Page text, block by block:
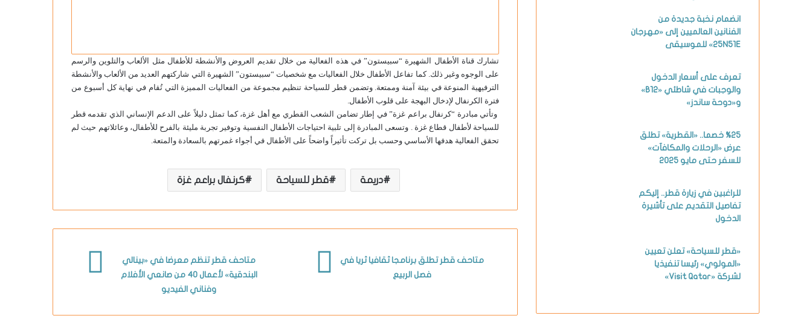
تشارك قناة الأطفال الشهيرة “سبيستون” في هذه الفعالية من خلال تقديم العروض والأنشطة للأطفال مثل الألعاب والتلوين والرسم
على الوجوه وغير ذلك. كما تفاعل الأطفال خلال الفعاليات مع شخصيات “سبيستون” الشهيرة التي شاركتهم العديد من الألعاب والأنشطة
الترفيهية المنوعة في بيئة آمنة وممتعة. وتضمن قطر للسياحة تنظيم مجموعة من الفعاليات المميزة التي تُقام في نهاية كل أسبوع من
فترة الكرنفال لإدخال البهجة على قلوب الأطفال.
وتأتي مبادرة “كرنفال براعم غزة” في إطار تضامن الشعب القطري مع أهل غزة، كما تمثل دليلاً على الدعم الإنساني الذي تقدمه قطر
للسياحة لأطفال قطاع غزة . وتسعى المبادرة إلى تلبية احتياجات الأطفال النفسية وتوفير تجربة مليئة بالفرح للأطفال، وعائلاتهم حيث لم
تحقق الفعالية هدفها الأساسي وحسب بل تركت تأثيراً واضحاً على الأطفال في أجواء غمرتهم بالسعادة والمتعة.
دريمة قطر للسياحة كرنفال براعم غزة
متاحف قطر تنظم معرضا في «بينالي
البندقية» لأعمال 40 من صانعي الأفلام
وفناني الفيديو
متاحف قطر تطلق برنامجا ثقافيا ثريا في
فصل الربيع
انضمام نخبة جديدة من
الفنانين العالميين إلى «مهرجان
25N51E» للموسيقى
تعرف على أسعار الدخول
والوجبات في شاطئي «B12»
و«دوحة ساندز»
%25 خصما.. «القطرية» تطلق
عرض «الرحلات والمكافآت»
للسفر حتى مايو 2025
للراغبين في زيارة قطر.. إليكم
تفاصيل التقديم على تأشيرة
الدخول
«قطر للسياحة» تعلن تعيين
«المولوي» رئيسا تنفيذيا
لشركة «Visit Qatar»